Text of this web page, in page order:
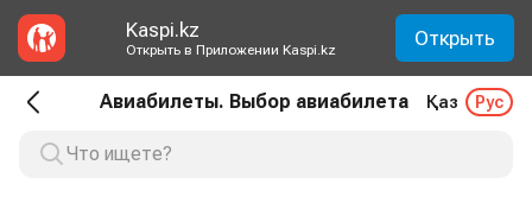
Kaspi.kz
Открыть в Приложении Kaspi.kz Открыть
Авиабилеты. Выбор авиабилета Қаз Рус